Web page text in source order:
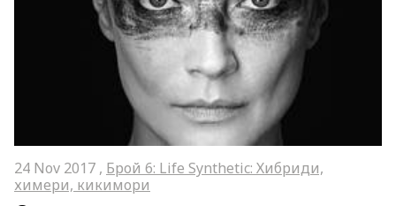
24 Nov 2017 , Брой 6: Life Synthetic: Хибриди,
химери, кикимори